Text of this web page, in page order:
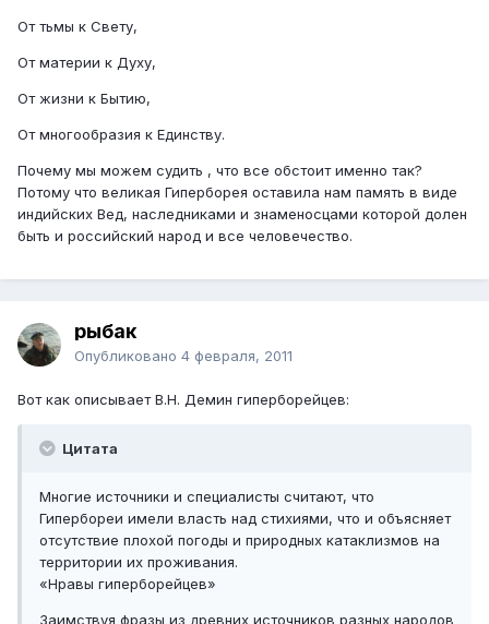
От тьмы к Свету,
От материи к Духу,
От жизни к Бытию,
От многообразия к Единству.
Почему мы можем судить , что все обстоит именно так?
Потому что великая Гиперборея оставила нам память в виде
индийских Вед, наследниками и знаменосцами которой долен
быть и российский народ и все человечество.
рыбак
Опубликовано 4 февраля, 2011
Вот как описывает В.Н. Демин гиперборейцев:
Цитата
Многие источники и специалисты считают, что
Гипербореи имели власть над стихиями, что и объясняет
отсутствие плохой погоды и природных катаклизмов на
территории их проживания.
«Нравы гиперборейцев»
Заимствуя фразы из древних источников разных народов